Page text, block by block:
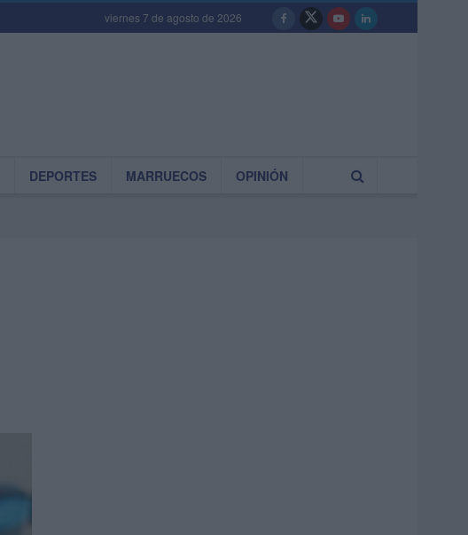
viernes 7 de agosto de 2026
DEPORTES MARRUECOS OPINIÓN